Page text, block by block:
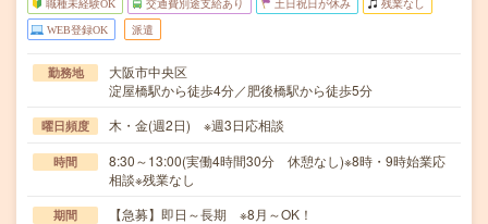
職種未経験OK 交通費別途支給あり 土日祝日が休み 残業なし
WEB登録OK 派遣
勤務地
大阪市中央区
淀屋橋駅から徒歩4分／肥後橋駅から徒歩5分
曜日頻度 木・金(週2日) ※週3日応相談
時間
8:30～13:00(実働4時間30分 休憩なし)※8時・9時始業応
相談※残業なし
期間 【急募】即日～長期 ※8月～OK！